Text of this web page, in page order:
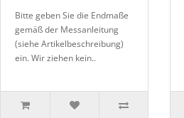
Bitte geben Sie die Endmaße
gemäß der Messanleitung
(siehe Artikelbeschreibung)
ein. Wir ziehen kein..